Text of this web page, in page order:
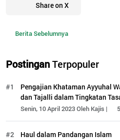
Share on X
Berita Sebelumnya
PostinganTerpopuler
#1
Pengajian Khataman Ayyuhal
dan Tajalli dalam Tingkatan
Senin, 10 April 2023 Oleh Kajis |
#2 Haul dalam Pandangan Islam